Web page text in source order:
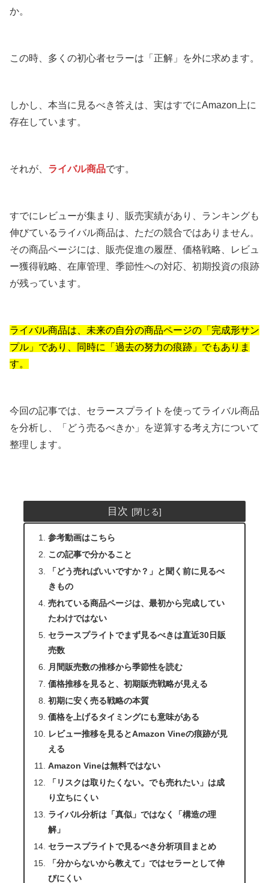
か。
この時、多くの初心者セラーは「正解」を外に求めます。
しかし、本当に見るべき答えは、実はすでにAmazon上に
存在しています。
それが、 ライバル商品です。
すでにレビューが集まり、販売実績があり、ランキングも
伸びているライバル商品は、ただの競合ではありません。
その商品ページには、販売促進の履歴、価格戦略、レビュ
ー獲得戦略、在庫管理、季節性への対応、初期投資の痕跡
が残っています。
ライバル商品は、未来の自分の商品ページの「完成形サン
プル」であり、同時に「過去の努力の痕跡」でもありま
す。
今回の記事では、セラースプライトを使ってライバル商品
を分析し、「どう売るべきか」を逆算する考え方について
整理します。
目次
参考動画はこちら
この記事で分かること
「どう売ればいいですか？」と聞く前に見るべ
きもの
売れている商品ページは、最初から完成してい
たわけではない
セラースプライトでまず見るべきは直近30日販
売数
月間販売数の推移から季節性を読む
価格推移を見ると、初期販売戦略が見える
初期に安く売る戦略の本質
価格を上げるタイミングにも意味がある
レビュー推移を見るとAmazon Vineの痕跡が見
える
Amazon Vineは無料ではない
「リスクは取りたくない。でも売れたい」は成
り立ちにくい
ライバル分析は「真似」ではなく「構造の理
解」
セラースプライトで見るべき分析項目まとめ
「分からないから教えて」ではセラーとして伸
びにくい